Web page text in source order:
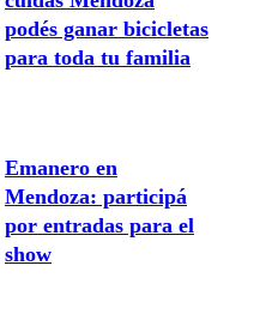
podés ganar bicicletas
para toda tu familia
Emanero en
Mendoza: participá
por entradas para el
show